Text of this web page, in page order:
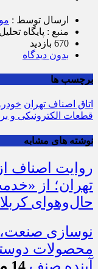
ارسال توسط :
منبع : پایگاه تحلیل
670 بازدید
بدون دیدگاه
برچسب ها
اتاق اصناف تهران
قطعات الکترونیکی و
نوشته های مشابه
روایت اصناف از
تهران؛ از
حال‌وهوای
نوسازی صنعت،
محصولات